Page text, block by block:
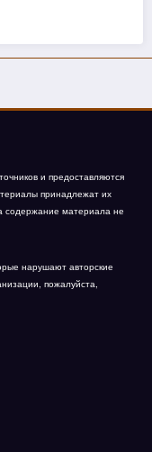
и предоставляются
принадлежат их
содержание материала не
нарушают авторские
пожалуйста,